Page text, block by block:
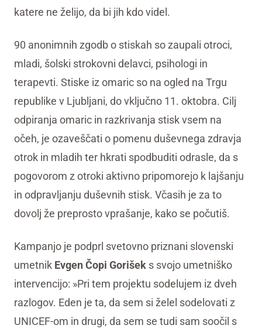
katere ne želijo, da bi jih kdo videl.
90 anonimnih zgodb o stiskah so zaupali otroci,
mladi, šolski strokovni delavci, psihologi in
terapevti. Stiske iz omaric so na ogled na Trgu
republike v Ljubljani, do vključno 11. oktobra. Cilj
odpiranja omaric in razkrivanja stisk vsem na
očeh, je ozaveščati o pomenu duševnega zdravja
otrok in mladih ter hkrati spodbuditi odrasle, da s
pogovorom z otroki aktivno pripomorejo k lajšanju
in odpravljanju duševnih stisk. Včasih je za to
dovolj že preprosto vprašanje, kako se počutiš.
Kampanjo je podprl svetovno priznani slovenski
umetnik Evgen Čopi Gorišek s svojo umetniško
intervencijo: »Pri tem projektu sodelujem iz dveh
razlogov. Eden je ta, da sem si želel sodelovati z
UNICEF-om in drugi, da sem se tudi sam soočil s